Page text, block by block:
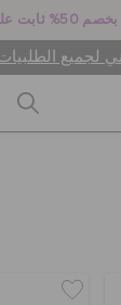
مختارة
لجميع